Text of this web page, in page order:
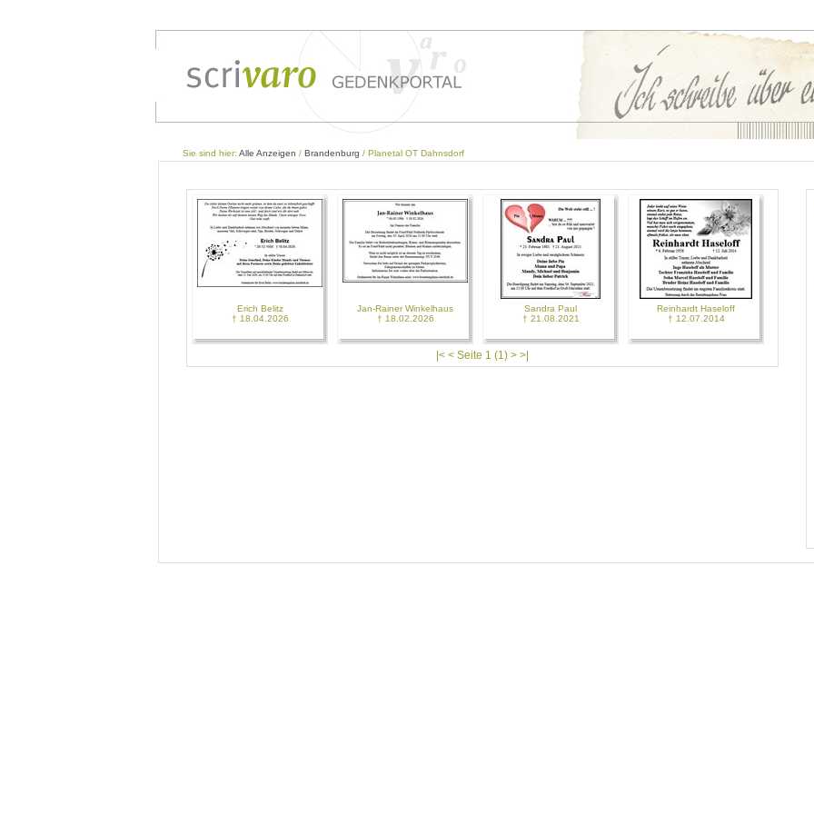
Sie sind hier: Alle Anzeigen / Brandenburg / Planetal OT Dahnsdorf
Erich Belitz
† 18.04.2026
Jan-Rainer Winkelhaus
† 18.02.2026
Sandra Paul
† 21.08.2021
Reinhardt Haseloff
† 12.07.2014
|< < Seite 1 (1) > >|